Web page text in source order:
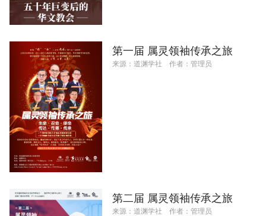
第一届 属灵领袖传承之旅
来源：道渊学社 作者：管理员
第二届 属灵领袖传承之旅
来源：道渊学社 作者：管理员